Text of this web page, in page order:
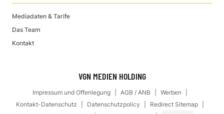
Mediadaten & Tarife
Das Team
Kontakt
VGN MEDIEN HOLDING
Impressum und Offenlegung AGB / ANB
Werben
Kontakt-Datenschutz
Datenschutzpolicy
Redirect Sitemap